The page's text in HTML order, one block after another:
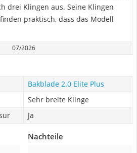
drei Klingen aus. Seine Klingen
praktisch, dass das Modell
07/2026
Bakblade 2.0 Elite Plus
Sehr breite Klinge
Ja
Nachteile